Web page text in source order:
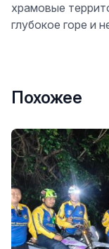
храмовые
глубокое горе и
Похожее